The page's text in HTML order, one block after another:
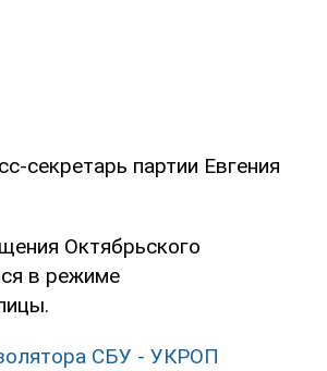
секретарь партии Евгения
Октябрьского
в режиме
СБУ - УКРОП